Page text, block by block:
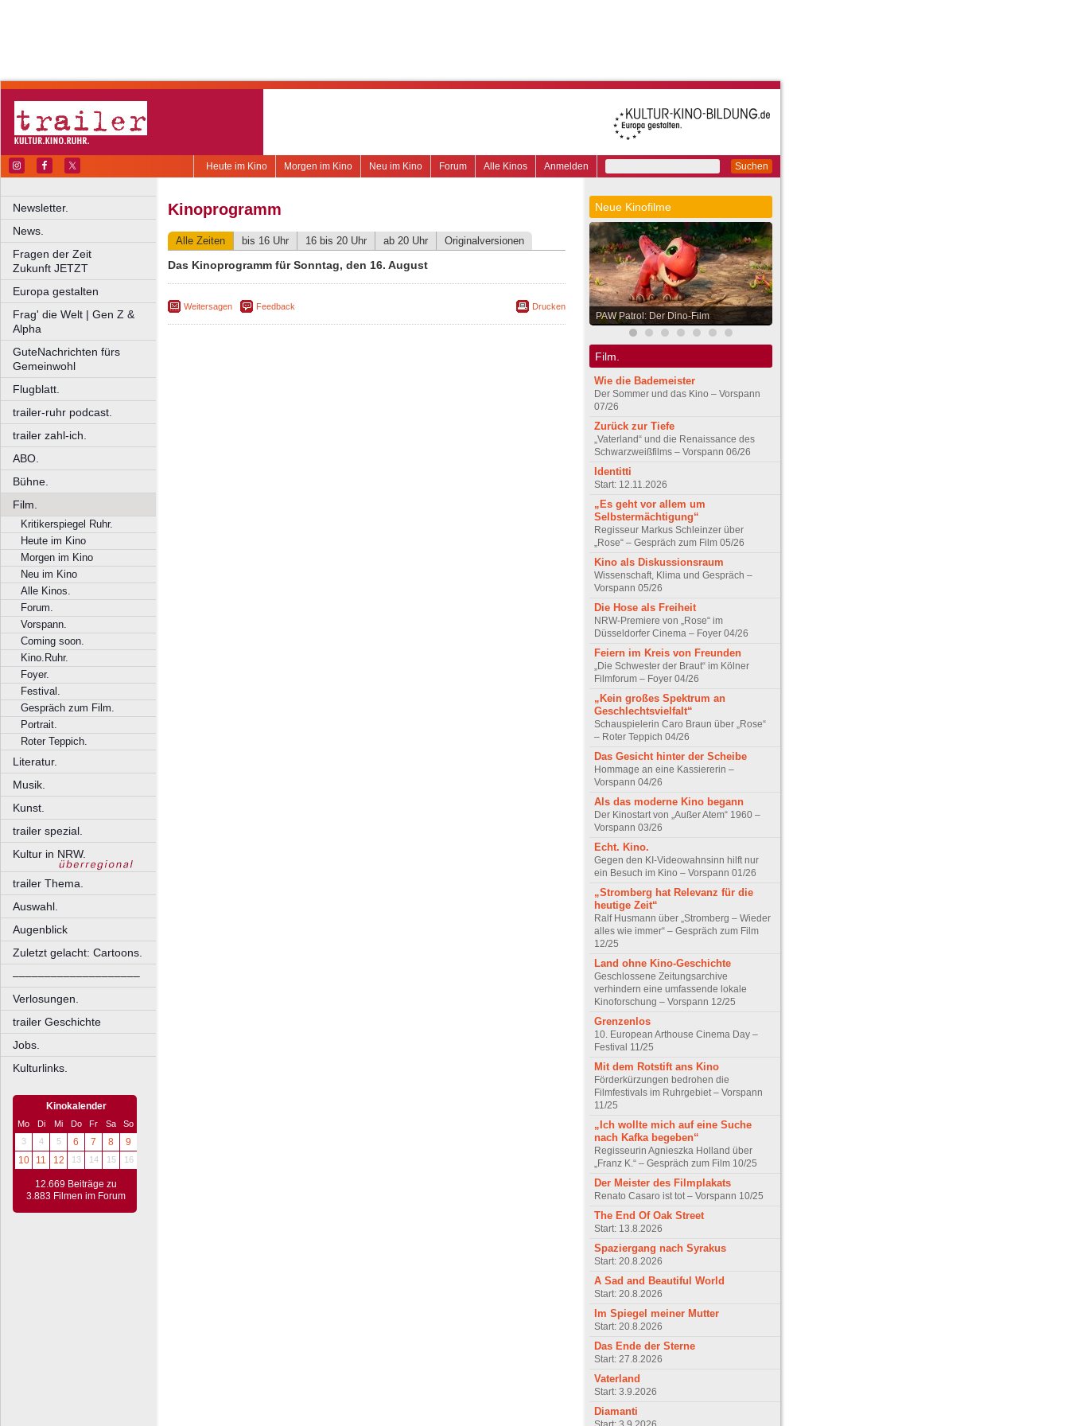
Suchen
Anmelden
Alle Kinos
Forum
Neu im Kino
Morgen im Kino
Heute im Kino
Newsletter.
News.
Fragen der Zeit
Zukunft JETZT
Europa gestalten
Frag' die Welt | Gen Z &
Alpha
GuteNachrichten fürs
Gemeinwohl
Flugblatt.
trailer-ruhr podcast.
trailer zahl-ich.
ABO.
Bühne.
Film.
Kritikerspiegel Ruhr.
Heute im Kino
Morgen im Kino
Neu im Kino
Alle Kinos.
Forum.
Vorspann.
Coming soon.
Kino.Ruhr.
Foyer.
Festival.
Gespräch zum Film.
Portrait.
Roter Teppich.
Literatur.
Musik.
Kunst.
trailer spezial.
Kultur in NRW.
trailer Thema.
Auswahl.
Augenblick
Zuletzt gelacht: Cartoons.
––––––––––––––––––––
Verlosungen.
trailer Geschichte
Jobs.
Kulturlinks.
Kinokalender
Mo Di Mi Do Fr Sa
So
3
4 5 6 7 8
9
10
11 12 13 14 15 16
12.669 Beiträge zu
3.883 Filmen im Forum
Kinoprogramm
Alle Zeiten bis 16 Uhr 16 bis 20 Uhr ab 20 Uhr Originalversionen
Das Kinoprogramm für Sonntag, den 16. August
Weitersagen Feedback Drucken
Neue Kinofilme
PAW Patrol: Der Dino-Film
Film.
Wie die Bademeister
Der Sommer und das Kino – Vorspann
07/26
Zurück zur Tiefe
„Vaterland“ und die Renaissance des
Schwarzweißfilms – Vorspann 06/26
Identitti
Start: 12.11.2026
„Es geht vor allem um
Selbstermächtigung“
Regisseur Markus Schleinzer über
„Rose“ – Gespräch zum Film 05/26
Kino als Diskussionsraum
Wissenschaft, Klima und Gespräch –
Vorspann 05/26
Die Hose als Freiheit
NRW-Premiere von „Rose“ im
Düsseldorfer Cinema – Foyer 04/26
Feiern im Kreis von Freunden
„Die Schwester der Braut“ im Kölner
Filmforum – Foyer 04/26
„Kein großes Spektrum an
Geschlechtsvielfalt“
Schauspielerin Caro Braun über „Rose“
– Roter Teppich 04/26
Das Gesicht hinter der Scheibe
Hommage an eine Kassiererin –
Vorspann 04/26
Als das moderne Kino begann
Der Kinostart von „Außer Atem“ 1960 –
Vorspann 03/26
Echt. Kino.
Gegen den KI-Videowahnsinn hilft nur
ein Besuch im Kino – Vorspann 01/26
„Stromberg hat Relevanz für die
heutige Zeit“
Ralf Husmann über „Stromberg – Wieder
alles wie immer“ – Gespräch zum Film
12/25
Land ohne Kino-Geschichte
Geschlossene Zeitungsarchive
verhindern eine umfassende lokale
Kinoforschung – Vorspann 12/25
Grenzenlos
10. European Arthouse Cinema Day –
Festival 11/25
Mit dem Rotstift ans Kino
Förderkürzungen bedrohen die
Filmfestivals im Ruhrgebiet – Vorspann
11/25
„Ich wollte mich auf eine Suche
nach Kafka begeben“
Regisseurin Agnieszka Holland über
„Franz K.“ – Gespräch zum Film 10/25
Der Meister des Filmplakats
Renato Casaro ist tot – Vorspann 10/25
The End Of Oak Street
Start: 13.8.2026
Spaziergang nach Syrakus
Start: 20.8.2026
A Sad and Beautiful World
Start: 20.8.2026
Im Spiegel meiner Mutter
Start: 20.8.2026
Das Ende der Sterne
Start: 27.8.2026
Vaterland
Start: 3.9.2026
Diamanti